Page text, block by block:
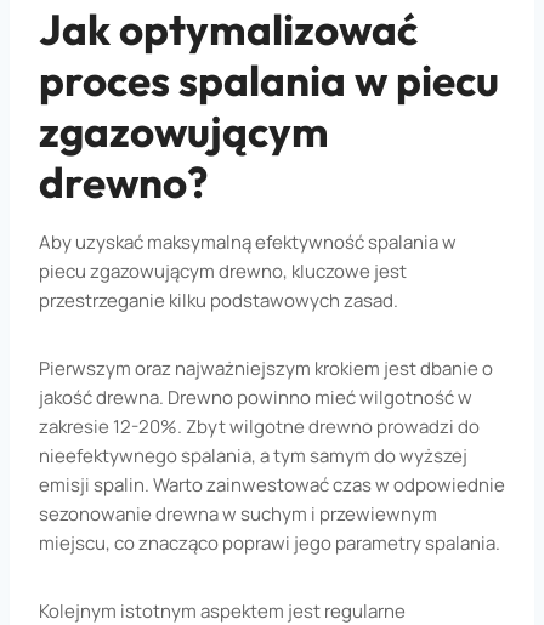
Jak optymalizować
proces spalania w piecu
zgazowującym
drewno?
Aby uzyskać maksymalną efektywność spalania w
piecu zgazowującym drewno, kluczowe jest
przestrzeganie kilku podstawowych zasad.
Pierwszym oraz najważniejszym krokiem jest dbanie o
jakość drewna. Drewno powinno mieć wilgotność w
zakresie 12-20%. Zbyt wilgotne drewno prowadzi do
nieefektywnego spalania, a tym samym do wyższej
emisji spalin. Warto zainwestować czas w odpowiednie
sezonowanie drewna w suchym i przewiewnym
miejscu, co znacząco poprawi jego parametry spalania.
Kolejnym istotnym aspektem jest regularne